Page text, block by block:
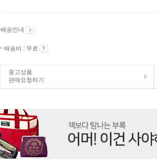
배송안내
배송비 : 무료
중고상품
판매요청하기